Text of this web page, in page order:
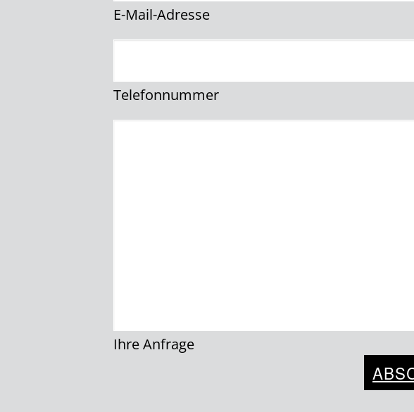
E-Mail-Adresse
Telefonnummer
Ihre Anfrage